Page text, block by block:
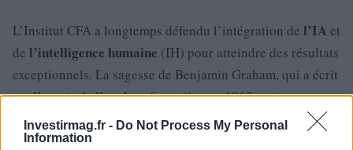
Investirmag.fr - Do Not Process My Personal
Information
L’Institut CFA a longtemps défendu l’intégration de l’IA et
de l’intelligence humaine (IH) pour atteindre des résultats
exceptionnels. La sagesse de Benjamin Graham, qui a écrit
sur l’avenir de l’analyse financière en 1963, reste
pertinente : « L’analyse financière à l’avenir, comme dans
le passé, offre de nombreuses routes différentes vers le